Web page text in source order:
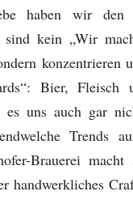
haben wir
sind kein „Wir
konzentrieren
Bier, Fleisch
es uns auch gar
Trends
Brauerei macht
handwerkliches